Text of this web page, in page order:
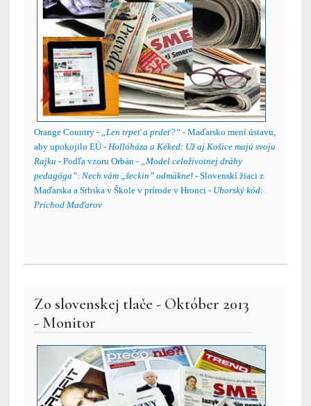
Orange Country - „Len trpeť a prdeť?“ - Maďarsko mení ústavu,
aby upokojilo EÚ - Hollóháza a Kéked: Už aj Košice majú svoju
Rajku - Podľa vzoru Orbán - „Model celoživotnej dráhy
pedagóga”: Nech vám „šeckin” odmäkne! - Slovenskí žiaci z
Maďarska a Srbska v Škole v prírode v Hronci - Uhorský kód:
Príchod Maďarov
Zo slovenskej tlače - Október 2013
- Monitor